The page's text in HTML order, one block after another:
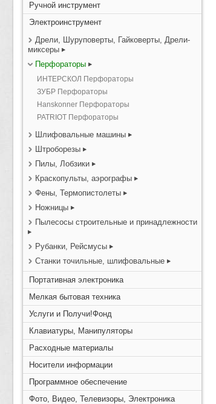
Ручной инструмент
Электроинструмент
Дрели, Шуруповерты, Гайковерты, Дрели-
миксеры
Перфораторы
ИНТЕРСКОЛ Перфораторы
ЗУБР Перфораторы
Hanskonner Перфораторы
PATRIOT Перфораторы
Шлифовальные машины
Штроборезы
Пилы, Лобзики
Краскопульты, аэрографы
Фены, Термопистолеты
Ножницы
Пылесосы строительные и принадлежности
Рубанки, Рейсмусы
Станки точильные, шлифовальные
Портативная электроника
Мелкая бытовая техника
Услуги и Получи!Фонд
Клавиатуры, Манипуляторы
Расходные материалы
Носители информации
Программное обеспечение
Фото, Видео, Телевизоры, Электроника